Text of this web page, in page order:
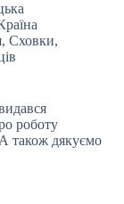
, Сховки,
роботу
також дякуємо